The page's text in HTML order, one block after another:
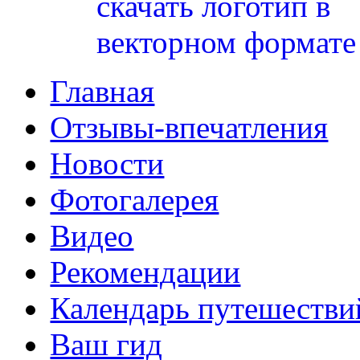
Главная
Отзывы-впечатления
Новости
Фотогалерея
Видео
Рекомендации
Календарь
Ваш гид